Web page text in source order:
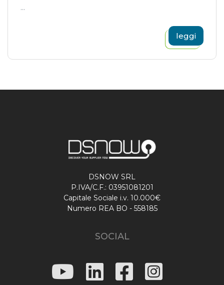
...
leggi
DSNOW SRL
P.IVA/C.F.: 03951081201
Capitale Sociale i.v. 10.000€
Numero REA BO - 558185
SOCIAL